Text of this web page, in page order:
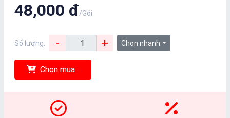
48,000 đ/Gói
Số lượng: - + Chọn nhanh
Chọn mua